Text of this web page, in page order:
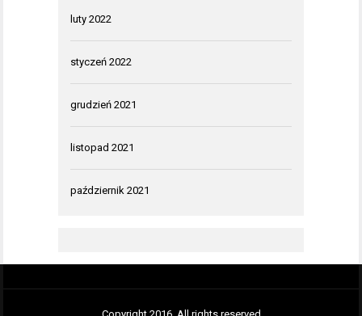
luty 2022
styczeń 2022
grudzień 2021
listopad 2021
październik 2021